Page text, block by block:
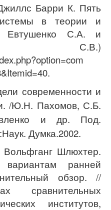
Барри К. Пять
в теории и
Евтушенко С.А. и
С.В.)
.php?option=com
Itemid=40.
современности и
./Ю.Н. Пахомов, С.Б.
и др. Под.
Думка.2002.
Шлюхтер.
ранней
обзор. //
сравнительных
институтов,